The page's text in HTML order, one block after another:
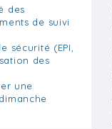
des
de suivi
sécurité (EPI,
des
une